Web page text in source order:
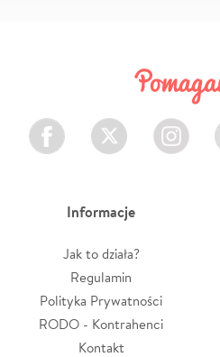
Facebook Twitter Instagram
Informacje
Jak to działa?
Regulamin
Polityka Prywatności
RODO - Kontrahenci
Kontakt